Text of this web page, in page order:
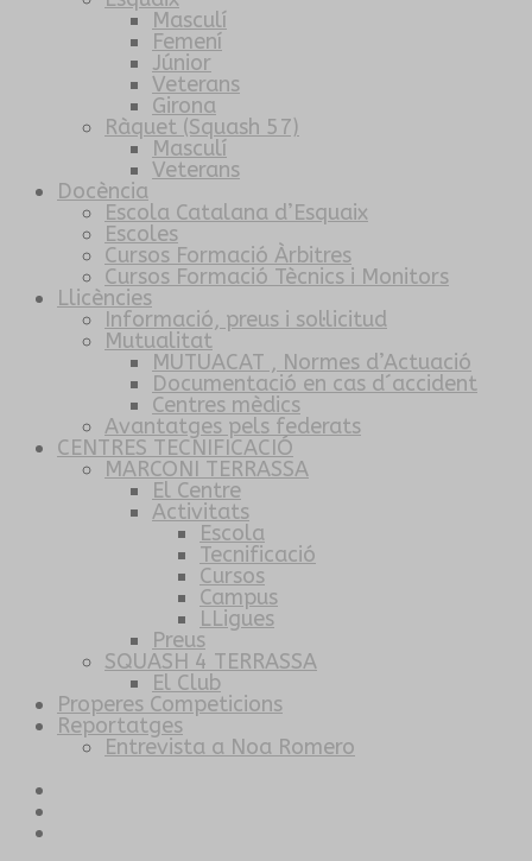
Masculí
Femení
Júnior
Veterans
Girona
Ràquet (Squash 57)
Masculí
Veterans
Docència
Escola Catalana d’Esquaix
Escoles
Cursos Formació Àrbitres
Cursos Formació Tècnics i Monitors
Llicències
Informació, preus i sol·licitud
Mutualitat
MUTUACAT , Normes d’Actuació
Documentació en cas d´accident
Centres mèdics
Avantatges pels federats
CENTRES TECNIFICACIÓ
MARCONI TERRASSA
El Centre
Activitats
Escola
Tecnificació
Cursos
Campus
LLigues
Preus
SQUASH 4 TERRASSA
El Club
Properes Competicions
Reportatges
Entrevista a Noa Romero